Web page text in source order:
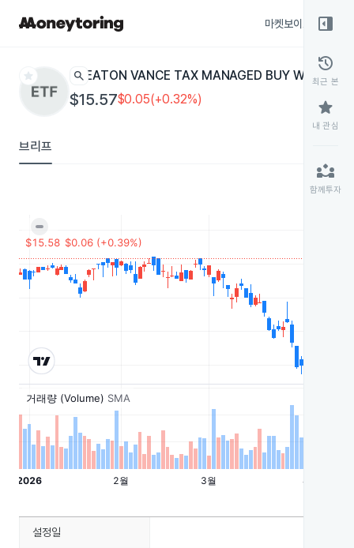
마켓보이스
star search EATON VANCE TAX MANAGED BUY WRITE
$15.57$0.05(+0.32%)
브리프
right_panel_open
history
최근 본
star
내 관심
partner_exchange
함께투자